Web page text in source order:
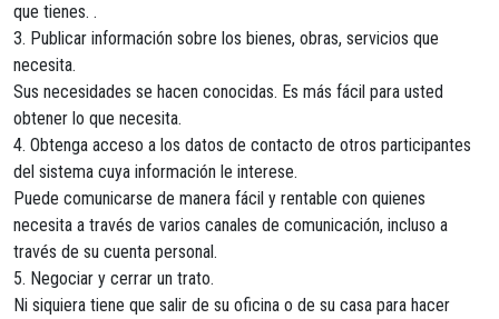
que tienes. .
3. Publicar información sobre los bienes, obras, servicios que
necesita.
Sus necesidades se hacen conocidas. Es más fácil para usted
obtener lo que necesita.
4. Obtenga acceso a los datos de contacto de otros participantes
del sistema cuya información le interese.
Puede comunicarse de manera fácil y rentable con quienes
necesita a través de varios canales de comunicación, incluso a
través de su cuenta personal.
5. Negociar y cerrar un trato.
Ni siquiera tiene que salir de su oficina o de su casa para hacer